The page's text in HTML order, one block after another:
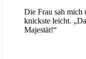
Die Frau sah mich
knickste leicht.
Majestät!“